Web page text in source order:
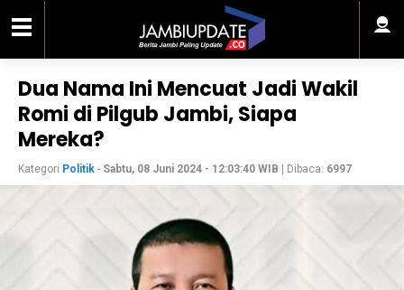
Dua Nama Ini Mencuat Jadi Wakil
Romi di Pilgub Jambi, Siapa
Mereka?
Kategori Politik - Sabtu, 08 Juni 2024 - 12:03:40 WIB | Dibaca: 6997